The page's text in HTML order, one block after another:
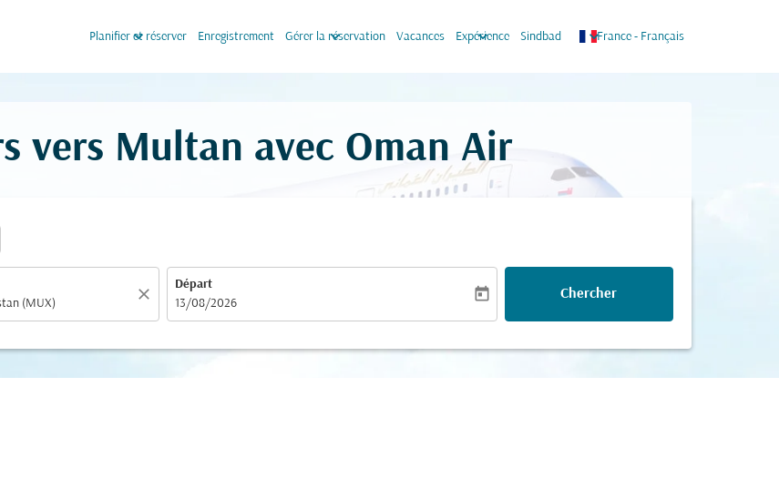
Planifier et réserver
keyboard_arrow_down Enregistrement Gérer la réservation
keyboard_arrow_down Vacances Expérience
keyboard_arrow_down Sindbad France - Français
keyboard_arrow_down
vers Multan avec Oman Air
close
Départ
fc-booking-departure-date-aria-label
13/08/2026
today Chercher